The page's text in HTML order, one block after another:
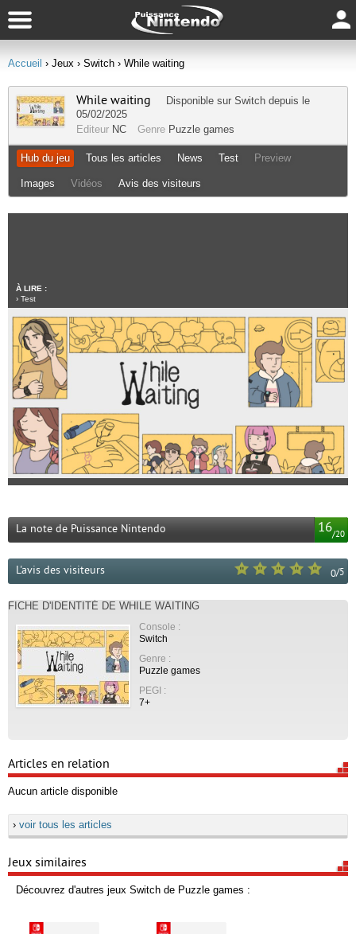
Accueil › Jeux › Switch › While waiting
While waiting Disponible sur Switch depuis le
05/02/2025
Editeur NC Genre Puzzle games
Hub du jeu Tous les articles News Test Preview
Images Vidéos Avis des visiteurs
À LIRE :
› Test
16/20
La note de Puissance Nintendo
0/5
L'avis des visiteurs
FICHE D'IDENTITÉ DE WHILE WAITING
Console :
Switch
Genre :
Puzzle games
PEGI :
7+
Articles en relation
Aucun article disponible
› voir tous les articles
Jeux similaires
Découvrez d'autres jeux Switch de Puzzle games :